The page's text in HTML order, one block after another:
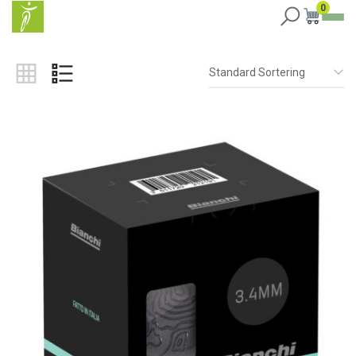
0
Standard Sortering